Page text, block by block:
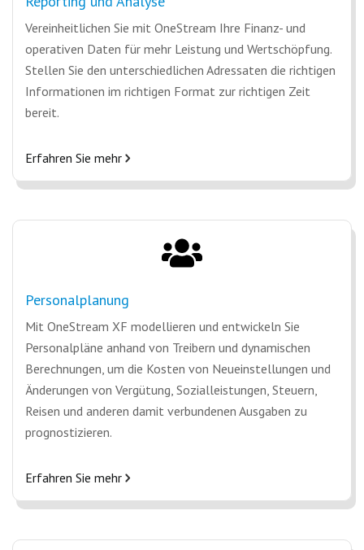
Vereinheitlichen Sie mit OneStream Ihre Finanz- und
operativen Daten für mehr Leistung und Wertschöpfung.
Stellen Sie den unterschiedlichen Adressaten die richtigen
Informationen im richtigen Format zur richtigen Zeit
bereit.
Erfahren Sie mehr
Personalplanung
Mit OneStream XF modellieren und entwickeln Sie
Personalpläne anhand von Treibern und dynamischen
Berechnungen, um die Kosten von Neueinstellungen und
Änderungen von Vergütung, Sozialleistungen, Steuern,
Reisen und anderen damit verbundenen Ausgaben zu
prognostizieren.
Erfahren Sie mehr